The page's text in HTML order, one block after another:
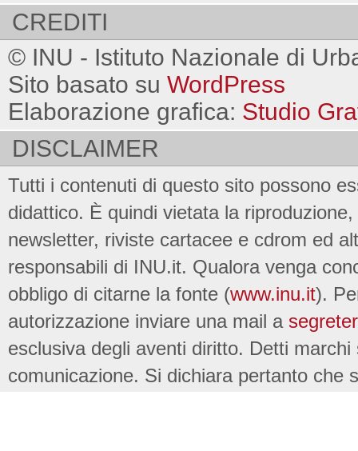
CREDITI
© INU - Istituto Nazionale di
Sito basato su WordPress
Elaborazione grafica: Studio
DISCLAIMER
Tutti i contenuti di questo sito possono
didattico. È quindi vietata la
newsletter, riviste cartacee e cdrom ed
responsabili di INU.it. Qualora venga
obbligo di citarne la fonte (www.inu.it).
autorizzazione inviare una mail a
esclusiva degli aventi diritto. Detti
comunicazione. Si dichiara pertanto che